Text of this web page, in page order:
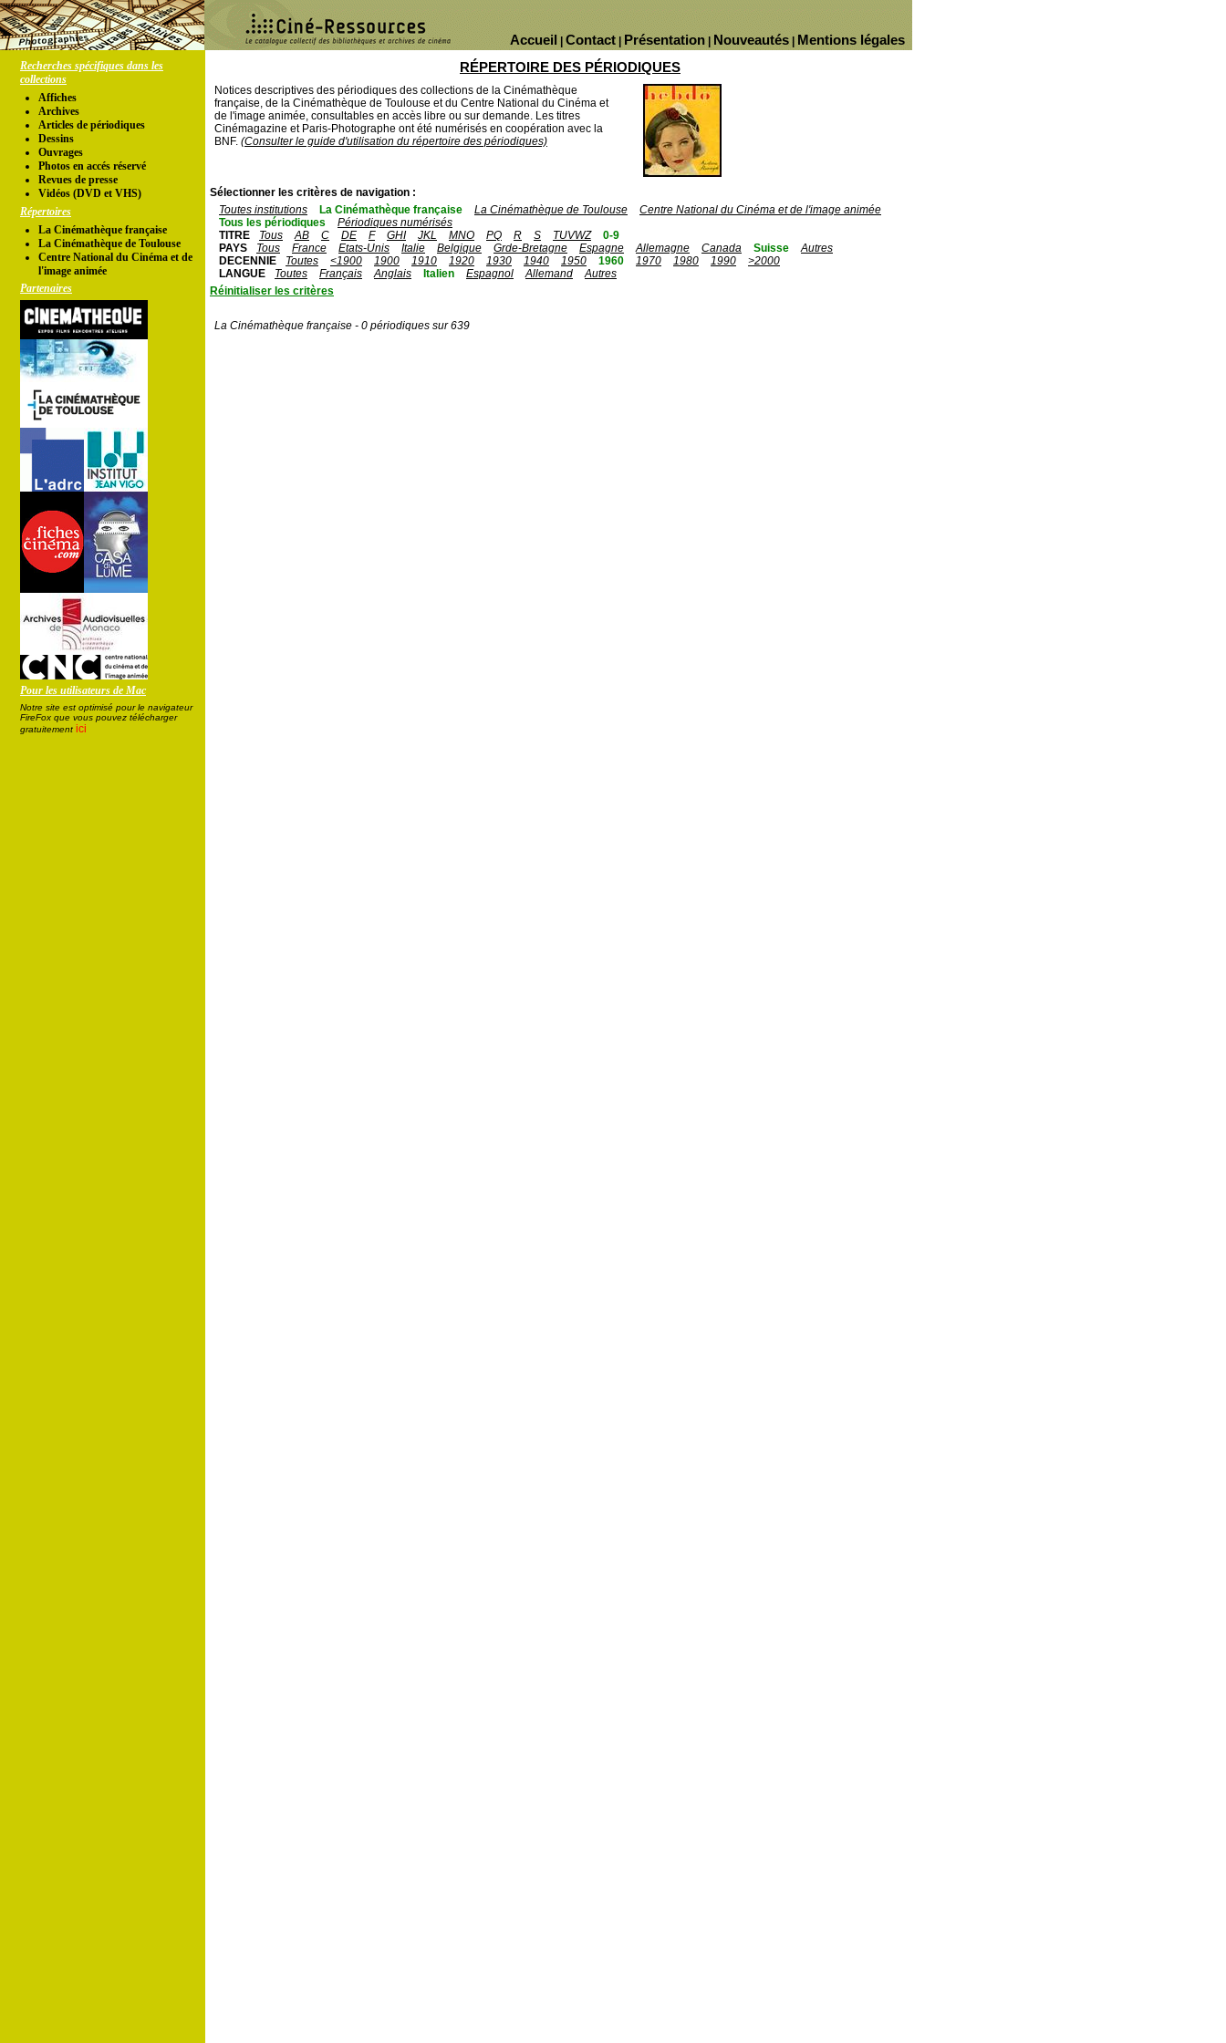
Mentions légales
Nouveautés
Présentation
Contact
Accueil
Recherches spécifiques dans les
collections
Affiches
Archives
Articles de périodiques
Dessins
Ouvrages
Photos en accés réservé
Revues de presse
Vidéos (DVD et VHS)
Répertoires
La Cinémathèque française
La Cinémathèque de Toulouse
Centre National du Cinéma et de
l'image animée
Partenaires
Pour les utilisateurs de Mac
Notre site est optimisé pour le navigateur
FireFox que vous pouvez télécharger
gratuitement ici
RÉPERTOIRE DES PÉRIODIQUES
Notices descriptives des périodiques des collections de la Cinémathèque
française, de la Cinémathèque de Toulouse et du Centre National du Cinéma et
de l'image animée, consultables en accès libre ou sur demande. Les titres
Cinémagazine et Paris-Photographe ont été numérisés en coopération avec la
BNF. (Consulter le guide d'utilisation du répertoire des périodiques)
Sélectionner les critères de navigation :
Toutes institutions
La Cinémathèque française La Cinémathèque de Toulouse
Centre National du Cinéma et de l'image animée
Tous les périodiques
Périodiques numérisés
TITRE
Tous AB C DE F GHI JKL MNO PQ R S TUVWZ
0-9
PAYS
Tous France Etats-Unis Italie Belgique Grde-Bretagne Espagne Allemagne Canada Suisse
Autres
DECENNIE
Toutes <1900 1900 1910 1920 1930 1940 1950 1960 1970 1980 1990
>2000
LANGUE
Toutes Français Anglais Italien Espagnol Allemand
Autres
Réinitialiser les critères
La Cinémathèque française - 0 périodiques sur 639